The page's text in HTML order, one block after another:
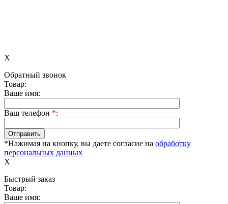
X
Обратный звонок
Товар:
Ваше имя:
Ваш телефон *:
*Нажимая на кнопку, вы даете согласие на обработку
персональных данных
X
Быстрый заказ
Товар:
Ваше имя: